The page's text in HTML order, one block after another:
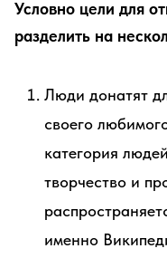
Условно цели для
разделить на
Люди донатят
своего
категория
творчество и
именно